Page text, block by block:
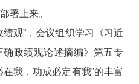
署上来。
绩观”，会议组织学习《习近
政绩观论述摘编》第五专
我，功成必定有我”的丰富